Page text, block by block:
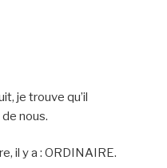
je trouve qu’il
nous.
il y a : ORDINAIRE.